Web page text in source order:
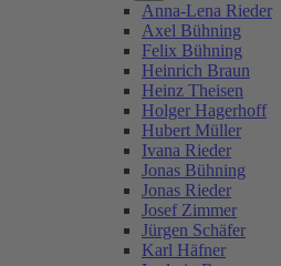
Anna-Lena Rieder
Axel Bühning
Felix Bühning
Heinrich Braun
Heinz Theisen
Holger Hagerhoff
Hubert Müller
Ivana Rieder
Jonas Bühning
Jonas Rieder
Josef Zimmer
Jürgen Schäfer
Karl Häfner